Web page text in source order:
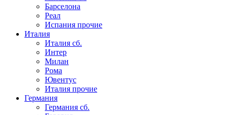
Барселона
Реал
Испания прочие
Италия
Италия сб.
Интер
Милан
Рома
Ювентус
Италия прочие
Германия
Германия сб.